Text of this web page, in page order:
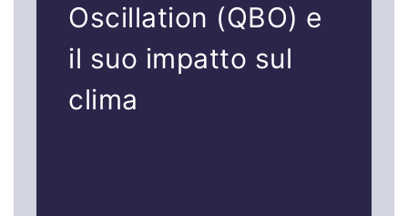
Oscillation (QBO) e
il suo impatto sul
clima